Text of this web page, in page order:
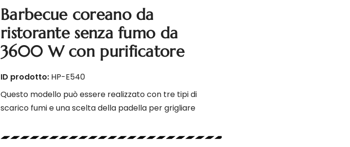
Barbecue coreano da
ristorante senza fumo da
3600 W con purificatore
ID prodotto: HP-E540
Questo modello può essere realizzato con tre tipi di
scarico fumi e una scelta della padella per grigliare